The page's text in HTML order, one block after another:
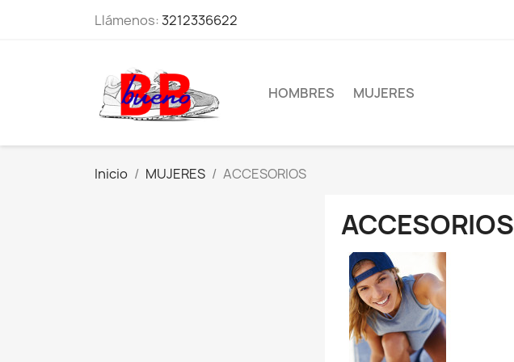
Llámenos:3212336622
HOMBRES MUJERES
Inicio MUJERES ACCESORIOS
ACCESORIOS